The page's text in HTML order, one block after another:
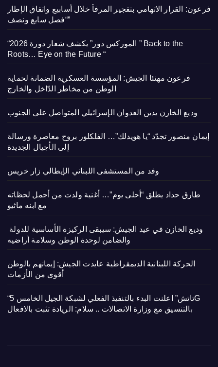
فرعون: القرار الاتهامي بتفجير المرفأ خلال أسابيع واتفاق الإطار
“فصل سابع ونصف”
“الموركس دور” يكشف شعار دورة 2026 ” Back to the
Roots… Eye on the Future “
فرعون مهنئا الجيش: المؤسسة العسكرية الضمانة لحماية
الوطن من مخاطر الدّاخل والخارج
وديع الخازن يدين العدوان الإسرائيلي المتواصل على الجنوب
إيمان منصور تجدّد “يا هويدلك”… الفلكلور بروح معاصرة ورسالة
إلى الأجيال الجديدة
وفد من المستشفى اللبناني الإيطالي زار خريس
طارق حداد يطلق “أحلى يوم”… أغنية ولدت من أجمل لحظاته
مع ابنه ماثيو
والضامن لوحدة الوطن وسلامة أراضيه
الحركة اللبنانية الديمقراطية عايدت الجيش: إيمانهم بالوطن
أقوى من الأزمات
“تاتش” اعلنت البدء بالتنفيذ الفعلي لشبكة الجيل الخامس 5G
بالتنسيق مع وزارة الاتصالات .. سلام: الريادة تثبت بالافعال